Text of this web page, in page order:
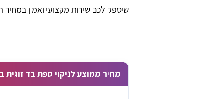
שיספק לכם שירות מקצועי ואמין במחיר
מחיר ממוצע לניקוי ספת בד זוגית